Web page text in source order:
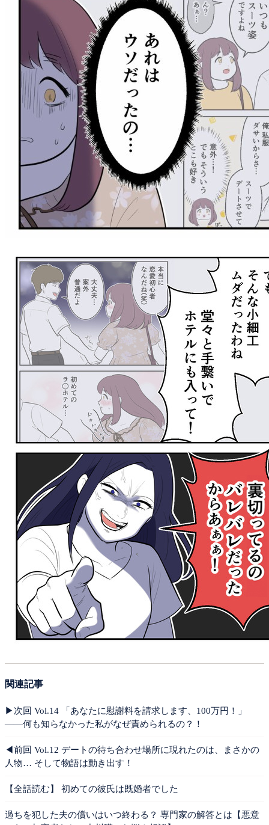
関連記事
▶︎次回 Vol.14 「あなたに慰謝料を請求します、100万円！」
——何も知らなかった私がなぜ責められるの？！
◀︎前回 Vol.12 デートの待ち合わせ場所に現れたのは、まさかの
人物… そして物語は動き出す！
【全話読む】 初めての彼氏は既婚者でした
過ちを犯した夫の償いはいつ終わる？ 専門家の解答とは【悪意